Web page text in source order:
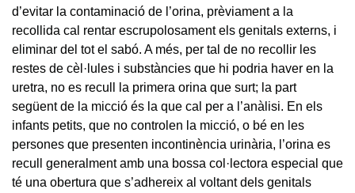
d’evitar la contaminació de l’orina, prèviament a la
recollida cal rentar escrupolosament els genitals externs, i
eliminar del tot el sabó. A més, per tal de no recollir les
restes de cèl·lules i substàncies que hi podria haver en la
uretra, no es recull la primera orina que surt; la part
següent de la micció és la que cal per a l’anàlisi. En els
infants petits, que no controlen la micció, o bé en les
persones que presenten incontinència urinària, l’orina es
recull generalment amb una bossa col·lectora especial que
té una obertura que s’adhereix al voltant dels genitals